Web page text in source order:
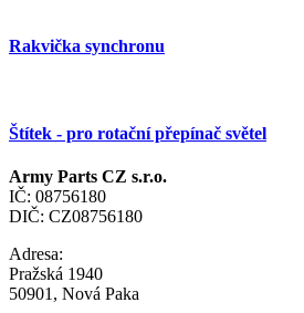
Rakvička synchronu
Štítek - pro rotační přepínač světel
Army Parts CZ s.r.o.
IČ: 08756180
DIČ: CZ08756180
Adresa:
Pražská 1940
50901, Nová Paka